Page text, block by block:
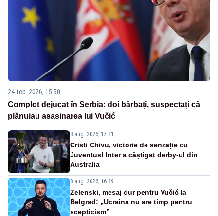
24 feb. 2026, 15:50
Complot dejucat în Serbia: doi bărbați, suspectați că
plănuiau asasinarea lui Vučić
8 aug. 2026, 17:31
Cristi Chivu, victorie de senzație cu
Juventus! Inter a câștigat derby-ul din
Australia
8 aug. 2026, 16:39
Zelenski, mesaj dur pentru Vučić la
Belgrad: „Ucraina nu are timp pentru
scepticism”